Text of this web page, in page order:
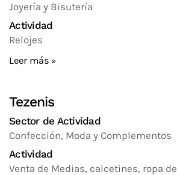
Joyería y Bisutería
Actividad
Relojes
Leer más
Tezenis
Sector de Actividad
Confección, Moda y Complementos
Actividad
Venta de Medias, calcetines, ropa de